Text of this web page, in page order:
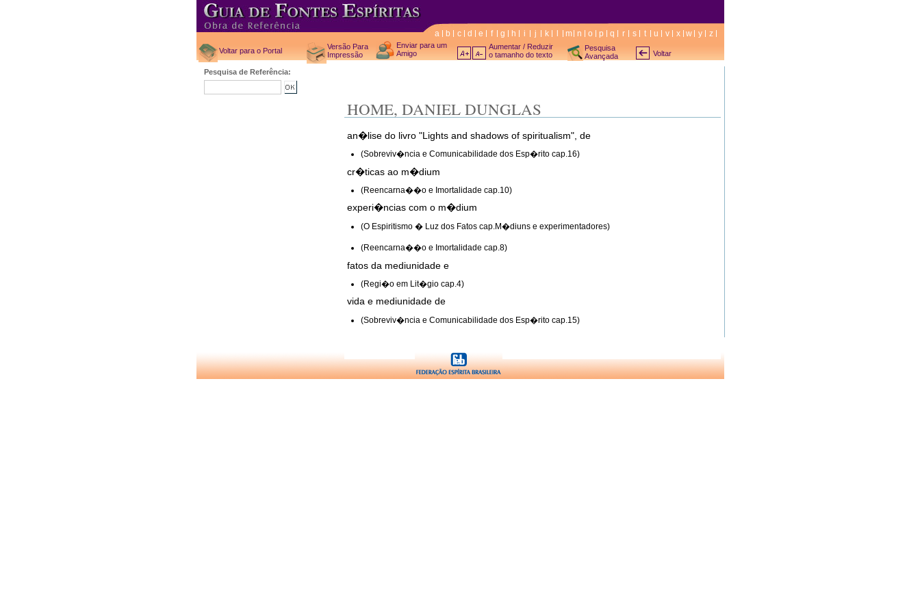
a b c d e f g h i j k m n o p q r s t u v x w y z
Voltar para o Portal
Versão Para
Impressão
Enviar para um
Amigo
Aumentar / Reduzir
o tamanho do texto
Pesquisa
Avançada
Voltar
Pesquisa de Referência:
HOME, DANIEL DUNGLAS
an�lise do livro "Lights and shadows of spiritualism", de
(Sobreviv�ncia e Comunicabilidade dos Esp�rito cap.16)
cr�ticas ao m�dium
(Reencarna��o e Imortalidade cap.10)
experi�ncias com o m�dium
(O Espiritismo � Luz dos Fatos cap.M�diuns e experimentadores)
(Reencarna��o e Imortalidade cap.8)
fatos da mediunidade e
(Regi�o em Lit�gio cap.4)
vida e mediunidade de
(Sobreviv�ncia e Comunicabilidade dos Esp�rito cap.15)